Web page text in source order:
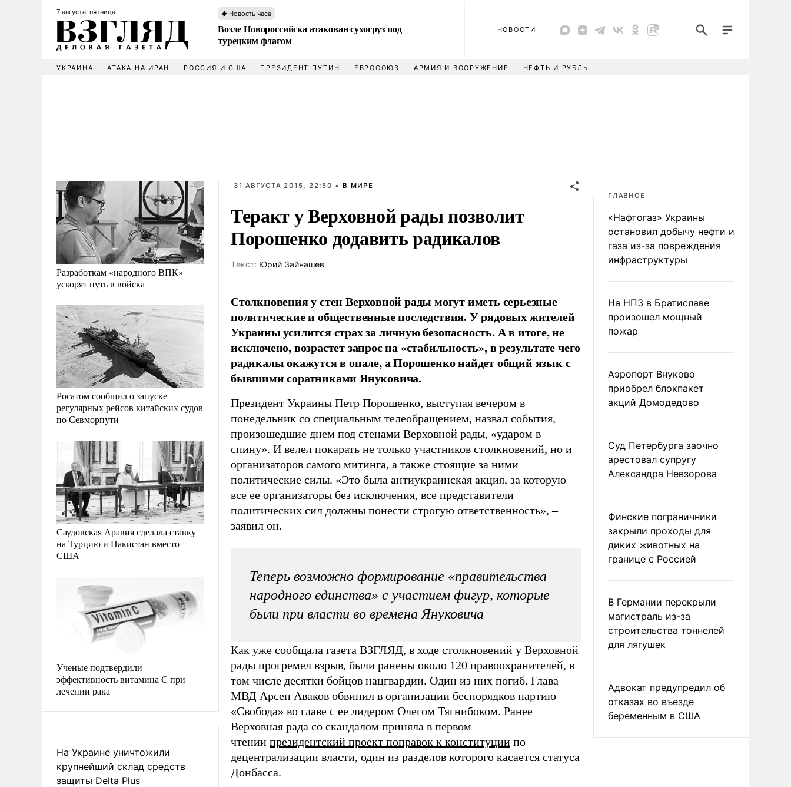
7 августа, пятница Новость часа
Возле Новороссийска атакован сухогруз под
турецким флагом
НОВОСТИ
УКРАИНА АТАКА НА ИРАН РОССИЯ И США ПРЕЗИДЕНТ ПУТИН ЕВРОСОЮЗ АРМИЯ И ВООРУЖЕНИЕ НЕФТЬ И РУБЛЬ
Разработкам «народного ВПК»
ускорят путь в войска
Росатом сообщил о запуске
регулярных рейсов китайских судов
по Севморпути
Саудовская Аравия сделала ставку
на Турцию и Пакистан вместо
США
Ученые подтвердили
эффективность витамина C при
лечении рака
На Украине уничтожили
крупнейший склад средств
защиты Delta Plus
31 АВГУСТА 2015, 22:50 • В МИРЕ
Теракт у Верховной рады позволит
Порошенко додавить радикалов
Tекст: Юрий Зайнашев
Столкновения у стен Верховной рады могут иметь серьезные
политические и общественные последствия. У рядовых жителей
Украины усилится страх за личную безопасность. А в итоге, не
исключено, возрастет запрос на «стабильность», в результате чего
радикалы окажутся в опале, а Порошенко найдет общий язык с
бывшими соратниками Януковича.
Президент Украины Петр Порошенко, выступая вечером в
понедельник со специальным телеобращением, назвал события,
произошедшие днем под стенами Верховной рады, «ударом в
спину». И велел покарать не только участников столкновений, но и
организаторов самого митинга, а также стоящие за ними
политические силы. «Это была антиукраинская акция, за которую
все ее организаторы без исключения, все представители
политических сил должны понести строгую ответственность», –
заявил он.
Теперь возможно формирование «правительства
народного единства» с участием фигур, которые
были при власти во времена Януковича
Как уже сообщала газета ВЗГЛЯД, в ходе столкновений у Верховной
рады прогремел взрыв, были ранены около 120 правоохранителей, в
том числе десятки бойцов нацгвардии. Один из них погиб. Глава
МВД Арсен Аваков обвинил в организации беспорядков партию
«Свобода» во главе с ее лидером Олегом Тягнибоком. Ранее
Верховная рада со скандалом приняла в первом
чтении президентский проект поправок к конституции по
децентрализации власти, один из разделов которого касается статуса
Донбасса.
ГЛАВНОЕ
«Нафтогаз» Украины
остановил добычу нефти и
газа из-за повреждения
инфраструктуры
На НПЗ в Братиславе
произошел мощный
пожар
Аэропорт Внуково
приобрел блокпакет
акций Домодедово
Суд Петербурга заочно
арестовал супругу
Александра Невзорова
Финские пограничники
закрыли проходы для
диких животных на
границе с Россией
В Германии перекрыли
магистраль из-за
строительства тоннелей
для лягушек
Адвокат предупредил об
отказах во въезде
беременным в США